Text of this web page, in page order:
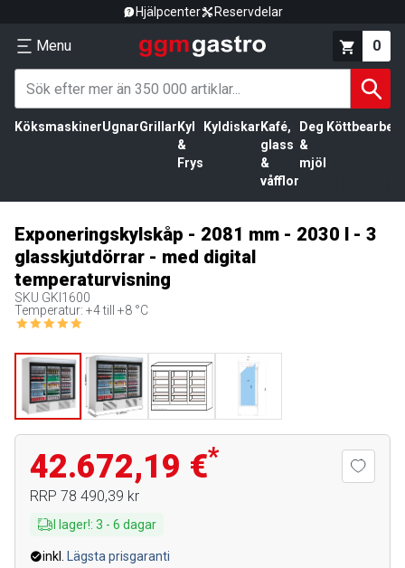
Hjälpcenter Reservdelar
Menu 0
KöksmaskinerUgnarGrillar Kyl
&
Frys
Kyldiskar Kafé,
glass
&
våfflor
Deg
&
mjöl
Exponeringskylskåp - 2081 mm - 2030 l - 3
glasskjutdörrar - med digital
temperaturvisning
SKU GKI1600
Temperatur: +4 till +8 °C
42.672,19 €*
RRP 78 490,39 kr
I lager!: 3 - 6 dagar
inkl.
Lägsta prisgaranti